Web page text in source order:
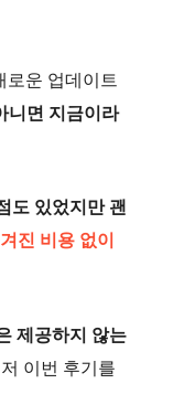
로운 업데이트
니면 지금이라
도 있었지만 괜
진 비용 없이
제공하지 않는
이번 후기를